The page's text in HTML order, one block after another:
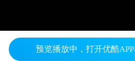
预览播放中，打开优酷